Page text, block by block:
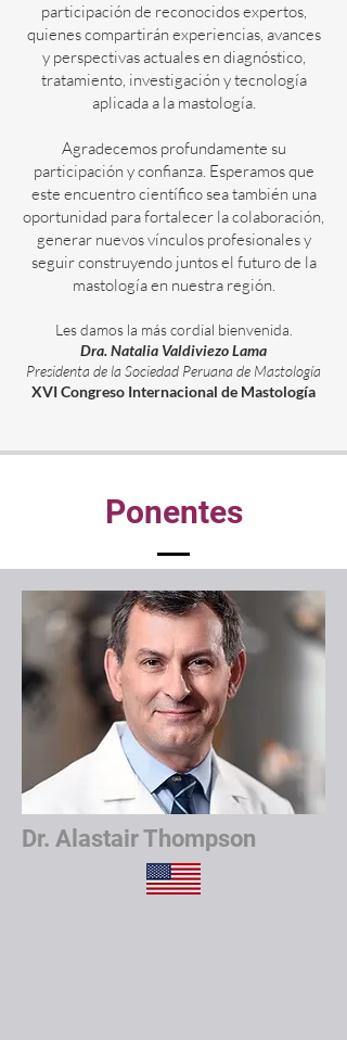
participación de reconocidos expertos,
quienes compartirán experiencias, avances
y perspectivas actuales en diagnóstico,
tratamiento, investigación y tecnología
aplicada a la mastología.
Agradecemos profundamente su
participación y confianza. Esperamos que
este encuentro científico sea también una
oportunidad para fortalecer la colaboración,
generar nuevos vínculos profesionales y
seguir construyendo juntos el futuro de la
mastología en nuestra región.
Les damos la más cordial bienvenida.
Dra. Natalia Valdiviezo Lama
Presidenta de la Sociedad Peruana de Mastología
XVI Congreso Internacional de Mastología
Ponentes
Dr. Alastair Thompson